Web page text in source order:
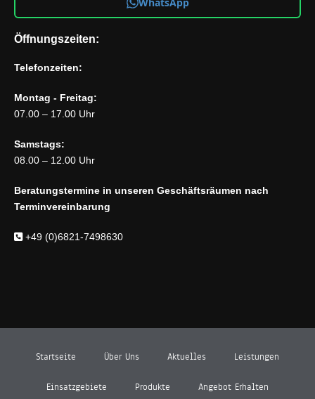
Öffnungszeiten:
Telefonzeiten:
Montag - Freitag:
07.00 – 17.00 Uhr
Samstags:
08.00 – 12.00 Uhr
Beratungstermine in unseren Geschäftsräumen nach
Terminvereinbarung
+49 (0)6821-7498630
Startseite Über Uns Aktuelles Leistungen
Einsatzgebiete Produkte Angebot Erhalten